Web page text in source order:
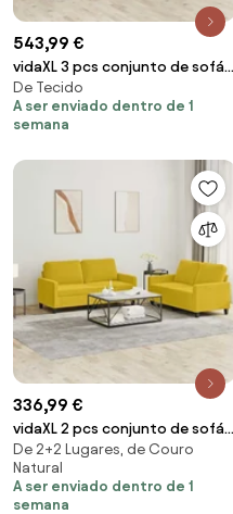
543,99 €
vidaXL 3 pcs conjunto de sofás
com almofadões tecido cor
creme
De Tecido
A ser enviado dentro de 1
semana
336,99 €
vidaXL 2 pcs conjunto de sofás
com almofadões veludo
amarelo
De 2+2 Lugares, de Couro
Natural
A ser enviado dentro de 1
semana